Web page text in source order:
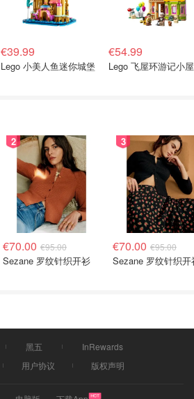
€39.99
Lego 小美人鱼迷你城堡
€54.99
Lego 飞屋环游记小屋
2
€70.00 €95.00
Sezane 罗纹针织开衫
3
€70.00 €95.00
Sezane 罗纹针织开
黑五
InRewards
用户协议 版权声明